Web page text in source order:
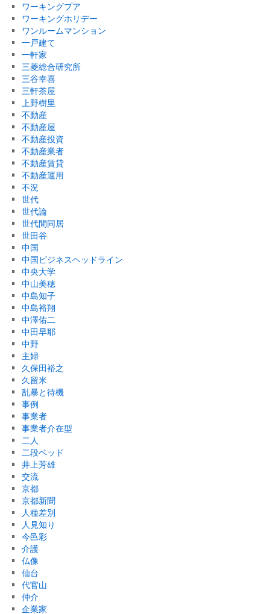
ワーキングプア
ワーキングホリデー
ワンルームマンション
一戸建て
一軒家
三菱総合研究所
三谷幸喜
三軒茶屋
上野樹里
不動産
不動産屋
不動産投資
不動産業者
不動産賃貸
不動産運用
不況
世代
世代論
世代間同居
世田谷
中国
中国ビジネスヘッドライン
中央大学
中山美穂
中島知子
中島裕翔
中澤佑二
中田早耶
中野
主婦
久保田裕之
久留米
乱暴と待機
事例
事業者
事業者介在型
二人
二段ベッド
井上芳雄
交流
京都
京都新聞
人種差別
人見知り
今邑彩
介護
仏像
仙台
代官山
仲介
企業家